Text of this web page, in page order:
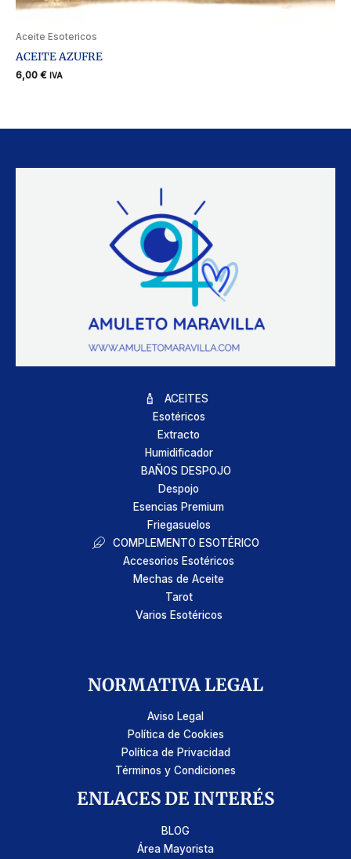
Aceite Esotericos
ACEITE AZUFRE
6,00 € IVA
ACEITES
Esotéricos
Extracto
Humidificador
BAÑOS DESPOJO
Despojo
Esencias Premium
Friegasuelos
COMPLEMENTO ESOTÉRICO
Accesorios Esotéricos
Mechas de Aceite
Tarot
Varios Esotéricos
NORMATIVA LEGAL
Aviso Legal
Política de Cookies
Política de Privacidad
Términos y Condiciones
ENLACES DE INTERÉS
BLOG
Área Mayorista